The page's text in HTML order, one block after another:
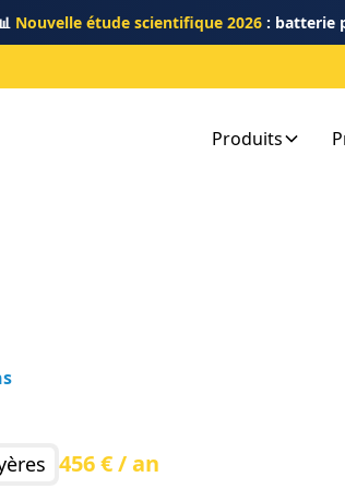
Nouvelle étude scientifique 2026: batterie
Produits
456 € / an